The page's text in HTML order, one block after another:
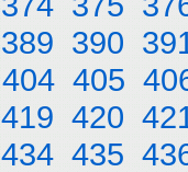
389 390
404 405
419 420
434 435